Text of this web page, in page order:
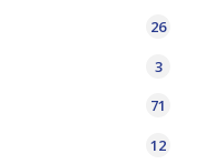
26
3
71
12